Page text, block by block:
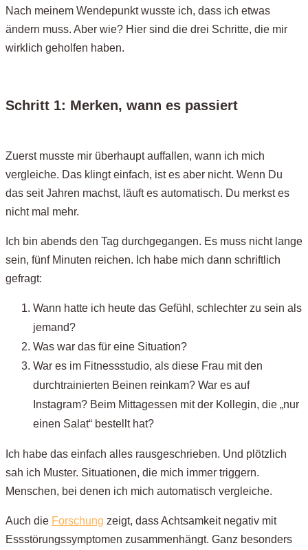
Nach meinem Wendepunkt wusste ich, dass ich etwas
ändern muss. Aber wie? Hier sind die drei Schritte, die mir
wirklich geholfen haben.
Schritt 1: Merken, wann es passiert
Zuerst musste mir überhaupt auffallen, wann ich mich
vergleiche. Das klingt einfach, ist es aber nicht. Wenn Du
das seit Jahren machst, läuft es automatisch. Du merkst es
nicht mal mehr.
Ich bin abends den Tag durchgegangen. Es muss nicht lange
sein, fünf Minuten reichen. Ich habe mich dann schriftlich
gefragt:
Wann hatte ich heute das Gefühl, schlechter zu sein als
jemand?
Was war das für eine Situation?
War es im Fitnessstudio, als diese Frau mit den
durchtrainierten Beinen reinkam? War es auf
Instagram? Beim Mittagessen mit der Kollegin, die „nur
einen Salat“ bestellt hat?
Ich habe das einfach alles rausgeschrieben. Und plötzlich
sah ich Muster. Situationen, die mich immer triggern.
Menschen, bei denen ich mich automatisch vergleiche.
Auch die Forschung zeigt, dass Achtsamkeit negativ mit
Essstörungssymptomen zusammenhängt. Ganz besonders